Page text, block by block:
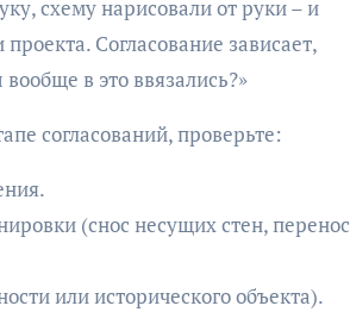
схему нарисовали от руки – и
Согласование зависает,
в это ввязались?»
согласований, проверьте:
(снос несущих стен, перенос
или исторического объекта).